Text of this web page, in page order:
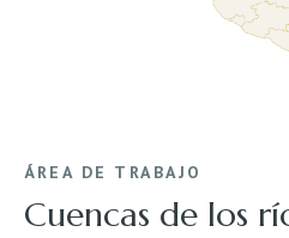
ÁREA DE TRABAJO
Cuencas de los